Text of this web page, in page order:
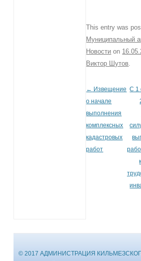
This entry was
Муниципальный
Новости on
Виктор Шутов.
Post navigation
← Извещение
о начале
выполнения
комплексных
кадастровых
работ
С 1
© 2017 АДМИНИСТРАЦИЯ